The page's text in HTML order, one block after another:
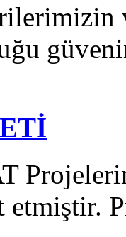
etmiştir.